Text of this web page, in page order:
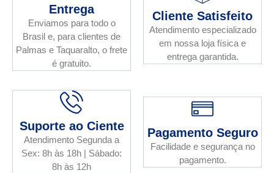
Entrega
Enviamos para todo o
Brasil e, para clientes de
Palmas e Taquaralto, o frete
é gratuito.
Cliente Satisfeito
Atendimento especializado
em nossa loja física e
entrega garantida.
Suporte ao Ciente
Atendimento Segunda a
Sex: 8h às 18h | Sábado:
8h às 12h
Pagamento Seguro
Facilidade e segurança no
pagamento.